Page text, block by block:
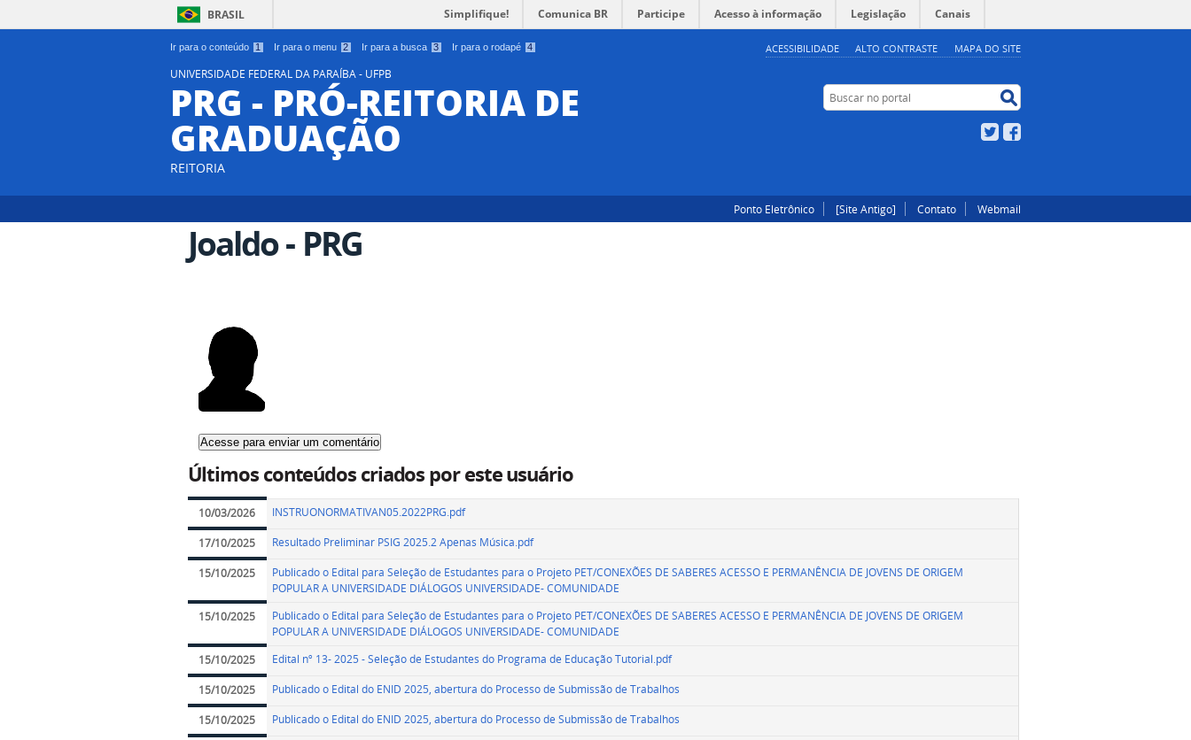
Ir para o conteúdo 1 Ir para o menu 2 Ir para a busca 3 Ir para o rodapé 4 ACESSIBILIDADE ALTO CONTRASTE MAPA DO SITE
BRASIL Simplifique! Comunica BR Participe Acesso à informação Legislação Canais
UNIVERSIDADE FEDERAL DA PARAÍBA - UFPB
PRG - PRÓ-REITORIA DE
GRADUAÇÃO
REITORIA
Buscar no portal
Twitter
Ponto Eletrônico [Site Antigo] Contato Webmail
Joaldo - PRG
Últimos conteúdos criados por este usuário
10/03/2026 INSTRUONORMATIVAN05.2022PRG.pdf
17/10/2025 Resultado Preliminar PSIG 2025.2 Apenas Música.pdf
15/10/2025
Publicado o Edital para Seleção de Estudantes para o Projeto PET/CONEXÕES DE SABERES ACESSO E PERMANÊNCIA DE JOVENS DE ORIGEM
POPULAR A UNIVERSIDADE DIÁLOGOS UNIVERSIDADE- COMUNIDADE
15/10/2025
Publicado o Edital para Seleção de Estudantes para o Projeto PET/CONEXÕES DE SABERES ACESSO E PERMANÊNCIA DE JOVENS DE ORIGEM
POPULAR A UNIVERSIDADE DIÁLOGOS UNIVERSIDADE- COMUNIDADE
15/10/2025
Edital nº 13- 2025 - Seleção de Estudantes do Programa de Educação Tutorial.pdf
15/10/2025 Publicado o Edital do ENID 2025, abertura do Processo de Submissão de Trabalhos
15/10/2025 Publicado o Edital do ENID 2025, abertura do Processo de Submissão de Trabalhos